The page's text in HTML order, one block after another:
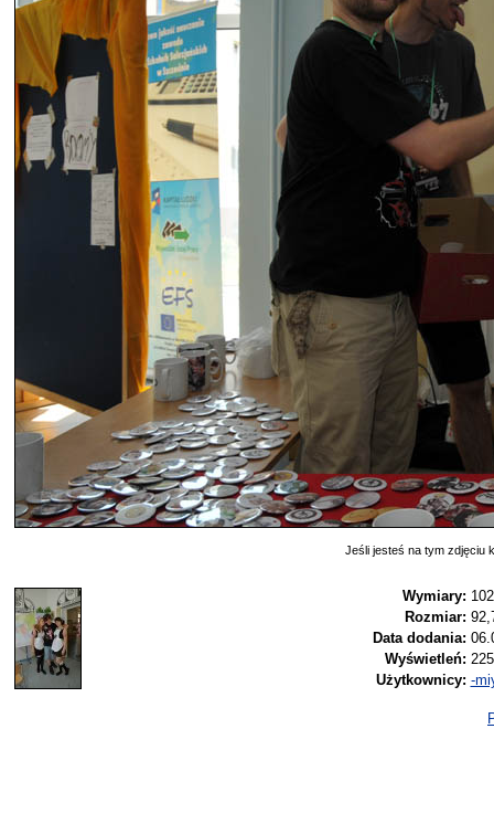
Jeśli jesteś na tym zdjęciu
Wymiary:
Rozmiar:
Data dodania:
Wyświetleń:
Użytkownicy: -